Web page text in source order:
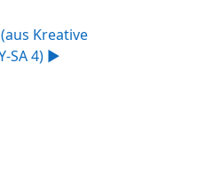
Kreative
SA 4) ▶︎